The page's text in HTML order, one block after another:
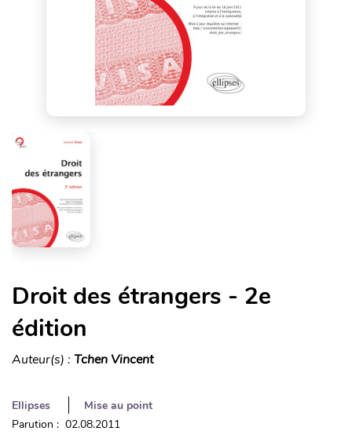
Droit des étrangers - 2e
édition
Auteur(s) : Tchen Vincent
Ellipses
Mise au point
Parution : 02.08.2011